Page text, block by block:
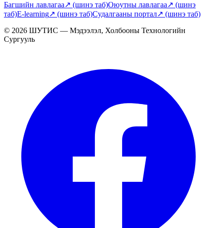
Багшийн лавлагаа↗ (шинэ таб)Оюутны лавлагаа↗ (шинэ
таб)E-learning↗ (шинэ таб)Судалгааны портал↗ (шинэ таб)
© 2026 ШУТИС — Мэдээлэл, Холбооны Технологийн
Сургууль